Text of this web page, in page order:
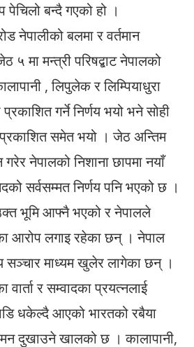
पेचिलो बन्दै गएको हो ।
नेपालीको बलमा र वर्तमान
५ मा मन्त्री परिषद्बाट नेपालको
, लिपुलेक र लिम्पियाधुरा
गर्ने निर्णय भयो भने सोही
समेत भयो । जेठ अन्तिम
नेपालको निशाना छापमा नयाँ
सर्वसम्मत निर्णय पनि भएको छ ।
भूमि आफ्नै भएको र नेपालले
आरोप लगाइ रहेका छन् । नेपाल
सञ्चार माध्यम खुलेर लागेका छन् ।
र सम्वादका प्रयत्नलाई
धकेल्दै आएको भारतको रबैया
दुखाउने खालको छ । कालापानी,